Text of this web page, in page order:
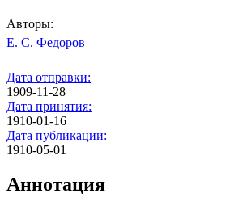
Авторы:
Е. С. Федоров
Дата отправки:
1909-11-28
Дата принятия:
1910-01-16
Дата публикации:
1910-05-01
Аннотация